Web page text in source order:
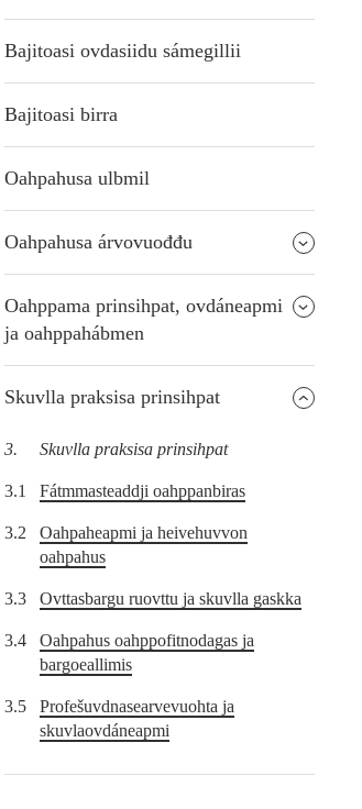
Bajitoasi ovdasiidu sámegillii
Bajitoasi birra
Oahpahusa ulbmil
Oahpahusa árvovuođđu
Oahppama prinsihpat, ovdáneapmi
ja oahppahábmen
Skuvlla praksisa prinsihpat
3. Skuvlla praksisa prinsihpat
3.1 Fátmmasteaddji oahppanbiras
3.2
Oahpaheapmi ja heivehuvvon
oahpahus
3.3 Ovttasbargu ruovttu ja skuvlla gaskka
3.4
Oahpahus oahppofitnodagas ja
bargoeallimis
3.5
Profešuvdnasearvevuohta ja
skuvlaovdáneapmi